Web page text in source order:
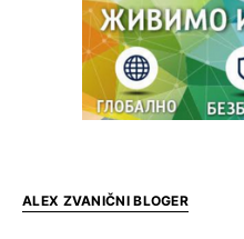
ALEX ZVANIČNI BLOGER